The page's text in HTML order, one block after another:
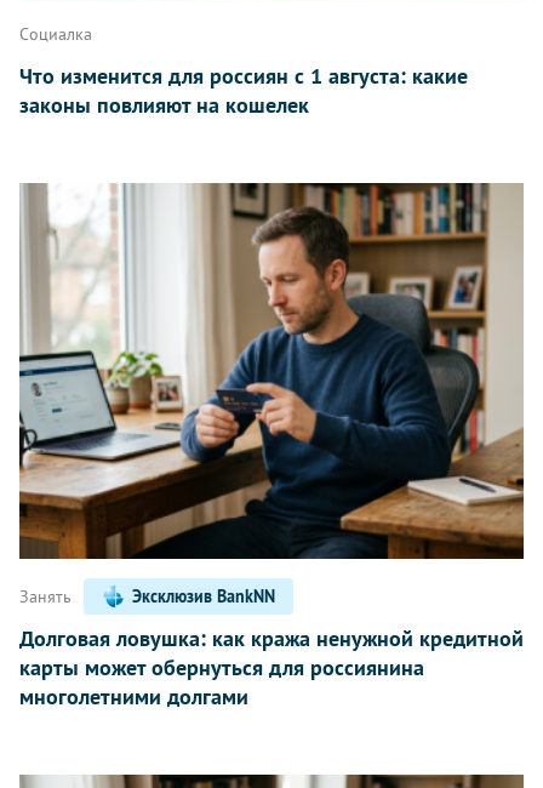
Социалка
Что изменится для россиян с 1 августа: какие
законы повлияют на кошелек
Занять Эксклюзив BankNN
Долговая ловушка: как кража ненужной кредитной
карты может обернуться для россиянина
многолетними долгами